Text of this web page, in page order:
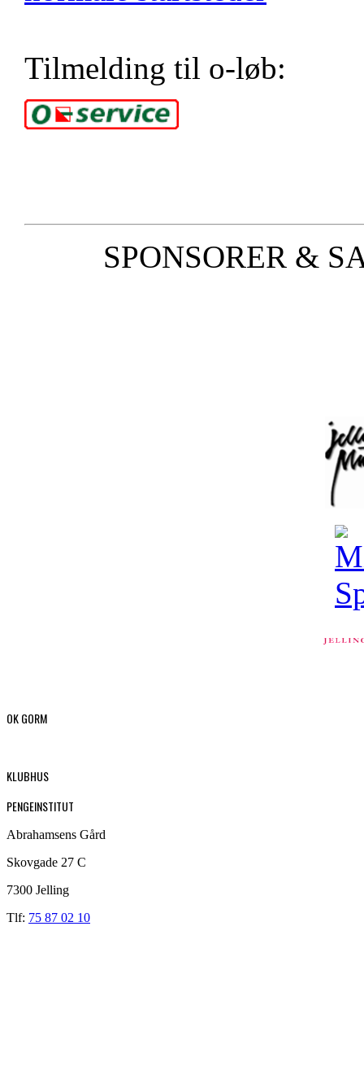
Tilmelding til o-løb:
SPONSORER &
OK GORM
KLUBHUS
PENGEINSTITUT
Abrahamsens Gård
Skovgade 27 C
7300 Jelling
Tlf: 75 87 02 10